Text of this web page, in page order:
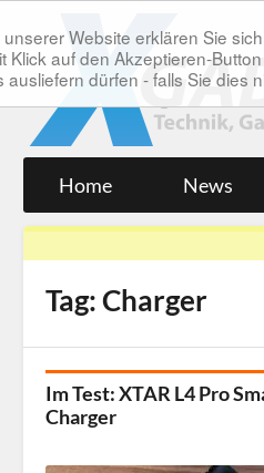
Website erklären Sie
Klick auf den Akzeptieren-
ausliefern dürfen - falls Sie dies
Home News
Tag: Charger
Im Test: XTAR L4 Pro
Charger